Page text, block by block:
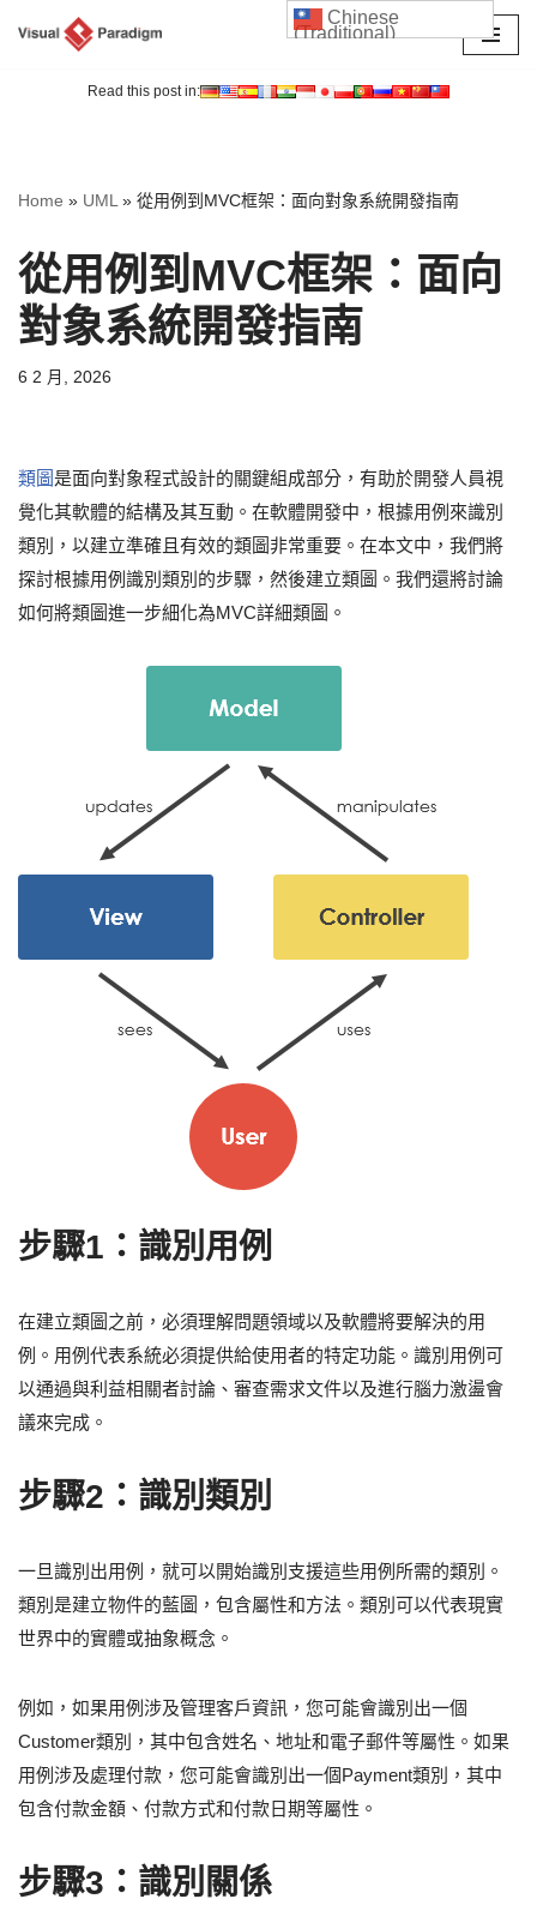
Read this post in:
Home » UML» 從用例到MVC框架：面向對象系統開發指南
從用例到MVC框架：面向
對象系統開發指南
6 2 月, 2026
類圖是面向對象程式設計的關鍵組成部分，有助於開發人員視
覺化其軟體的結構及其互動。在軟體開發中，根據用例來識別
類別，以建立準確且有效的類圖非常重要。在本文中，我們將
探討根據用例識別類別的步驟，然後建立類圖。我們還將討論
如何將類圖進一步細化為MVC詳細類圖。
步驟1：識別用例
在建立類圖之前，必須理解問題領域以及軟體將要解決的用
例。用例代表系統必須提供給使用者的特定功能。識別用例可
以通過與利益相關者討論、審查需求文件以及進行腦力激盪會
議來完成。
步驟2：識別類別
一旦識別出用例，就可以開始識別支援這些用例所需的類別。
類別是建立物件的藍圖，包含屬性和方法。類別可以代表現實
世界中的實體或抽象概念。
例如，如果用例涉及管理客戶資訊，您可能會識別出一個
Customer類別，其中包含姓名、地址和電子郵件等屬性。如果
用例涉及處理付款，您可能會識別出一個Payment類別，其中
包含付款金額、付款方式和付款日期等屬性。
步驟3：識別關係
Chinese
(Traditional)